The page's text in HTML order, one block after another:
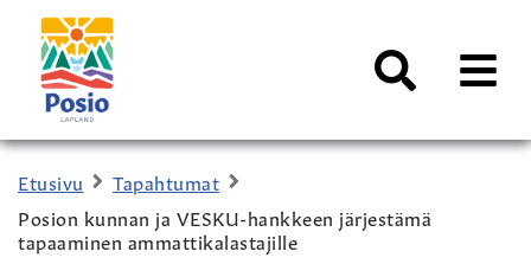
Siirry sisältöön
Kaupungin
logo
AVAA
Etusivu
Tapahtumat
Posion kunnan ja VESKU-hankkeen järjestämä
tapaaminen ammattikalastajille